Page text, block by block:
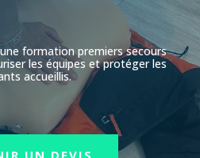
formation premiers secours
les équipes et protéger les
accueillis.
UN DEVIS